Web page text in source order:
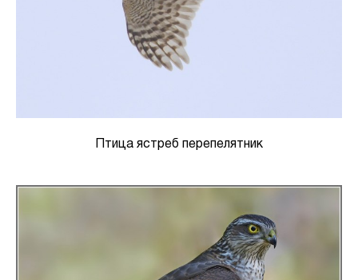
Птица ястреб перепелятник